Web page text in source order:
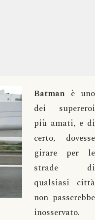
Batman è uno
dei supereroi
più amati, e di
certo, dovesse
girare per le
strade di
qualsiasi città
non passerebbe
inosservato.